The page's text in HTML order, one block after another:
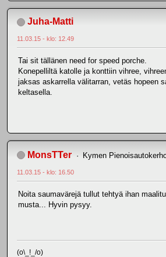
Juha-Matti
11.03.15 - klo: 12.49
Tai sit tällänen need for speed porche.
Konepelliltä katolle ja konttiin vihree,
jaksas askarrella välitarran, vetäs hopeen
keltasella.
MonsTTer Kymen
11.03.15 - klo: 16.50
Noita saumavärejä tullut tehtyä ihan
musta... Hyvin pysyy.
(o\_!_/o)